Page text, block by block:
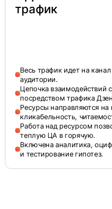
трафик
Весь трафик идет на
аудитории.
Цепочка взаимодействий
посредством трафика
Ресурсы направляются на
кликабельность,
Работа над ресурсом
теплую ЦА в горячую.
Включена аналитика,
и тестирование гипотез.